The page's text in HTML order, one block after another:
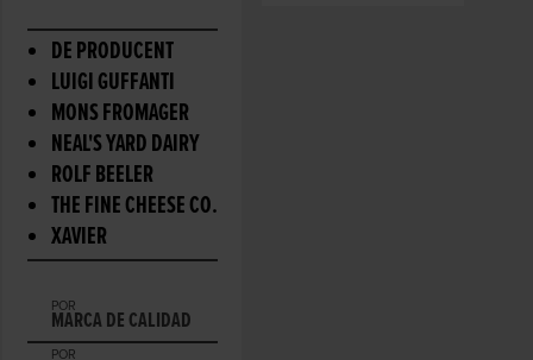
DE PRODUCENT
LUIGI GUFFANTI
MONS FROMAGER
NEAL'S YARD DAIRY
ROLF BEELER
THE FINE CHEESE CO.
XAVIER
POR
MARCA DE CALIDAD
POR